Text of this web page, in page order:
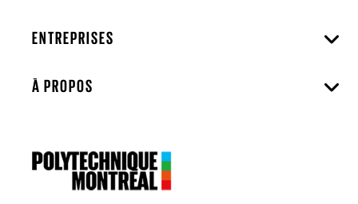
ENTREPRISES
À PROPOS